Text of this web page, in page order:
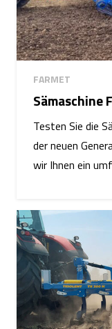
FARMET
Sämaschine
Testen Sie die
der neuen
wir Ihnen ein